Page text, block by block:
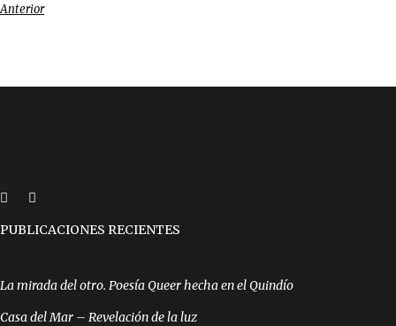
Anterior
PUBLICACIONES RECIENTES
La mirada del otro. Poesía Queer hecha en el Quindío
Casa del Mar – Revelación de la luz